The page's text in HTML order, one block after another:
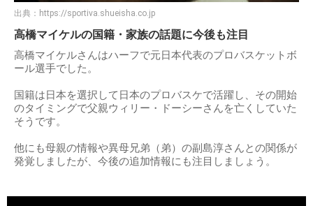
出典： https://sportiva.shueisha.co.jp
高橋マイケルの国籍・家族の話題に今後も注目
高橋マイケルさんはハーフで元日本代表のプロバスケットボ
ール選手でした。
国籍は日本を選択して日本のプロバスケで活躍し、その開始
のタイミングで父親ウィリー・ドーシーさんを亡くしていた
そうです。
他にも母親の情報や異母兄弟（弟）の副島淳さんとの関係が
発覚しましたが、今後の追加情報にも注目しましょう。